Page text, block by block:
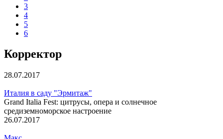
3
4
5
6
Корректор
28.07.2017
Италия в саду "Эрмитаж"
Grand Italia Fest: цитрусы, опера и солнечное
средиземноморское настроение
26.07.2017